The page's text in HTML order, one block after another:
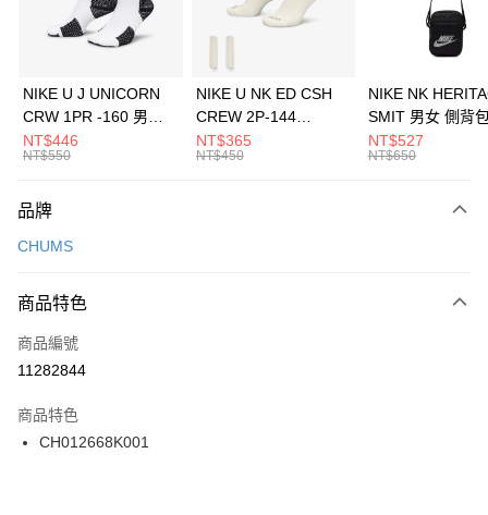
華南商業銀行
彰化商業銀行
上海商業儲蓄銀行
元大商業銀行
台灣樂天信用卡公司
Apple Pay
全盈+PAY
AFTEE先享後付
【關於「AFTEE先享後付」】
便利好安心！
３．安心：先確認商品／服務後，再付款。
【「AFTEE先享後付」結帳流程】
１．於結帳方式選擇「AFTEE先享後付」後，將跳轉至「AFTEE先享後付」
２．訂單成立數日內，您將收到繳費通知簡訊。
３．收到繳費通知簡訊後14天內，點擊此簡訊中的連結，可透過四大超商／
ATM／網路銀行／等多元方式進行付款，方視為交易完成。
運送方式
每筆NT$100，滿NT$1,500(含以上)免運費
宅配
每筆NT$100，滿NT$1,500(含以上)免運費
付款後門市自取
每筆NT$100，滿NT$1,500(含以上)免運費
NIKE U J UNICORN
CRW 1PR -160 男女
中統襪 FZ3393100
NT$446
NT$550
NIKE U NK ED CSH
CREW 2P-144
EMBRDY 男女 短統襪
FZ3073133
NT$365
NT$450
NIKE NK
SMIT 男女 側背
BA5871010
NT$527
NT$650
品牌
CHUMS
商品特色
商品編號
11282844
商品特色
CH012668K001